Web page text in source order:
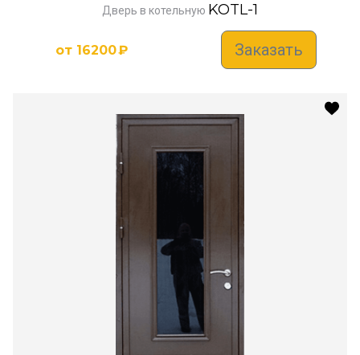
Дверь в котельную KOTL-1
от 16200₽ Заказать